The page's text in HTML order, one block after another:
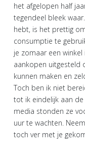
het afgelopen half
tegendeel bleek
hebt, is het prettig
consumptie te
je zomaar een
aankopen uitgesteld
kunnen maken en
Toch ben ik niet
tot ik eindelijk aan
media stonden ze
uur te wachten.
toch ver met je